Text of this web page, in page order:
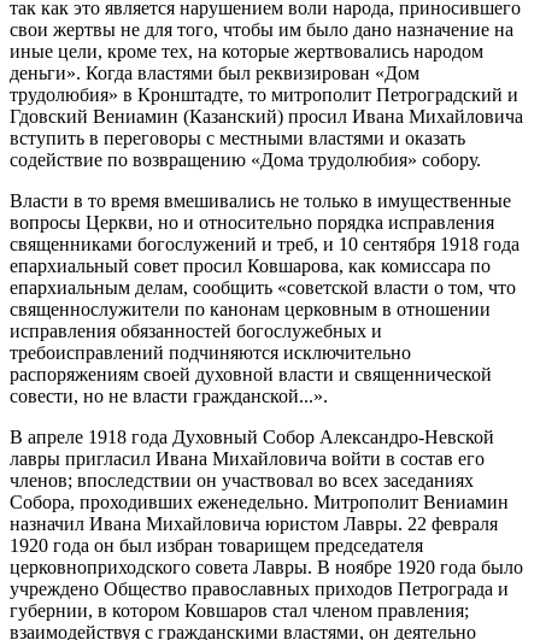
так как это является нарушением воли народа, приносившего
свои жертвы не для того, чтобы им было дано назначение на
иные цели, кроме тех, на которые жертвовались народом
деньги». Когда властями был реквизирован «Дом
трудолюбия» в Кронштадте, то митрополит Петроградский и
Гдовский Вениамин (Казанский) просил Ивана Михайловича
вступить в переговоры с местными властями и оказать
содействие по возвращению «Дома трудолюбия» собору.
Власти в то время вмешивались не только в имущественные
вопросы Церкви, но и относительно порядка исправления
священниками богослужений и треб, и 10 сентября 1918 года
епархиальный совет просил Ковшарова, как комиссара по
епархиальным делам, сообщить «советской власти о том, что
священнослужители по канонам церковным в отношении
исправления обязанностей богослужебных и
требоисправлений подчиняются исключительно
распоряжениям своей духовной власти и священнической
совести, но не власти гражданской...».
В апреле 1918 года Духовный Собор Александро-Невской
лавры пригласил Ивана Михайловича войти в состав его
членов; впоследствии он участвовал во всех заседаниях
Собора, проходивших еженедельно. Митрополит Вениамин
назначил Ивана Михайловича юристом Лавры. 22 февраля
1920 года он был избран товарищем председателя
церковноприходского совета Лавры. В ноябре 1920 года было
учреждено Общество православных приходов Петрограда и
губернии, в котором Ковшаров стал членом правления;
взаимодействуя с гражданскими властями, он деятельно